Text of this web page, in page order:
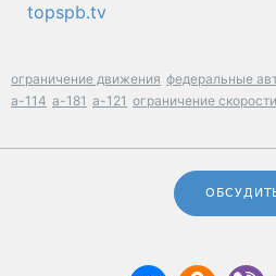
topspb.tv
ограничение движения федеральные
а-114 а-181 а-121 ограничение скорости